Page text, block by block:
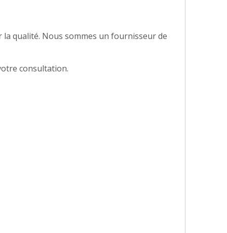
qualité. Nous sommes un fournisseur de
consultation.